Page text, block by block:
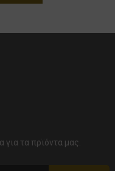
τα πρϊόντα μας.